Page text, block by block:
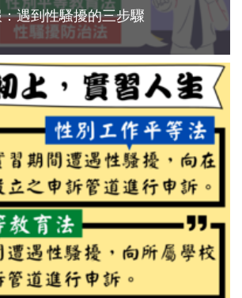
遇到性騷擾的三步驟